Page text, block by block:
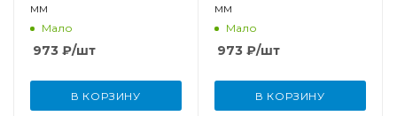
мм
Мало
973 ₽/шт
В КОРЗИНУ
мм
Мало
973 ₽/шт
В КОРЗИНУ